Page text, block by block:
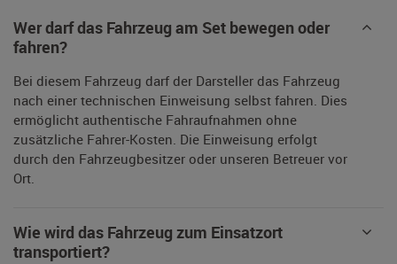
Wer darf das Fahrzeug am Set bewegen oder
fahren?
Bei diesem Fahrzeug darf der Darsteller das Fahrzeug
nach einer technischen Einweisung selbst fahren. Dies
ermöglicht authentische Fahraufnahmen ohne
zusätzliche Fahrer-Kosten. Die Einweisung erfolgt
durch den Fahrzeugbesitzer oder unseren Betreuer vor
Ort.
Wie wird das Fahrzeug zum Einsatzort
transportiert?